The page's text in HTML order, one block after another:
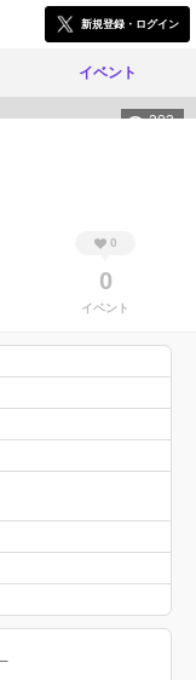
新規登録・ログイン
イベント
203
0
0
イベント